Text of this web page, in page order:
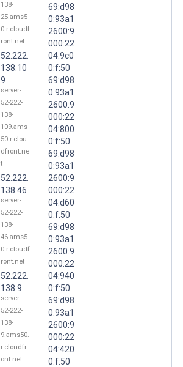
138-
25.ams5
0.r.cloudf
ront.net
52.222.
138.10
9
server-
52-222-
138-
109.ams
50.r.clou
dfront.ne
t
52.222.
138.46
server-
52-222-
138-
46.ams5
0.r.cloudf
ront.net
52.222.
138.9
server-
52-222-
138-
9.ams50.
r.cloudfr
ont.net
69:d98
0:93a1
2600:9
000:22
04:9c0
0:f:50
69:d98
0:93a1
2600:9
000:22
04:800
0:f:50
69:d98
0:93a1
2600:9
000:22
04:d60
0:f:50
69:d98
0:93a1
2600:9
000:22
04:940
0:f:50
69:d98
0:93a1
2600:9
000:22
04:420
0:f:50